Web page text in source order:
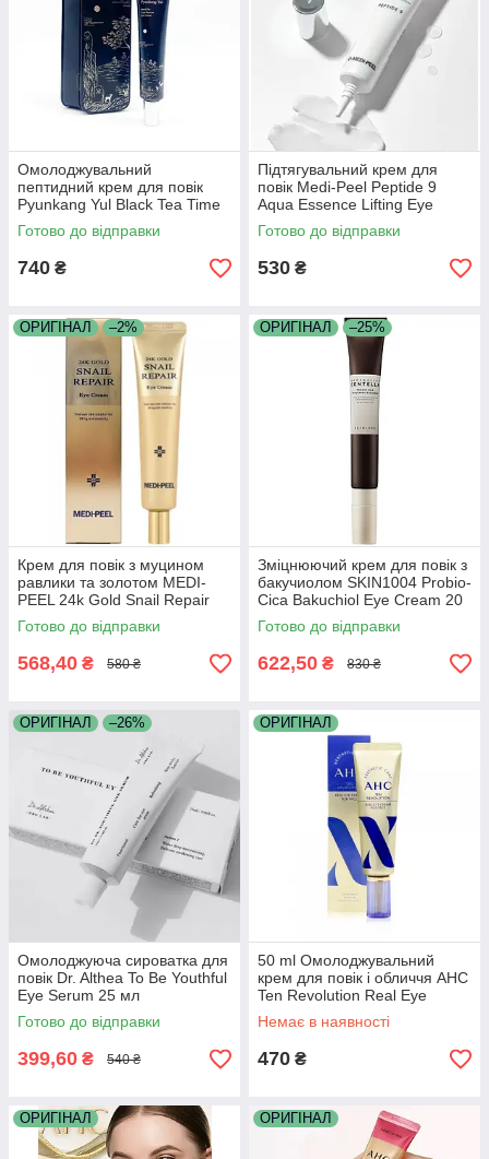
Омолоджувальний
пептидний крем для повік
Pyunkang Yul Black Tea Time
Reverse Eye Cream 25 мл
Готово до відправки
740 ₴
Підтягувальний крем для
повік Medi-Peel Peptide 9
Aqua Essence Lifting Eye
Cream 40 мл
Готово до відправки
530 ₴
ОРИГІНАЛ –2%
Крем для повік з муцином
равлики та золотом MEDI-
PEEL 24k Gold Snail Repair
Eye Cream 40 мл
Готово до відправки
568,40 ₴ 580 ₴
ОРИГІНАЛ –25%
Зміцнюючий крем для повік з
бакучиолом SKIN1004 Probio-
Cica Bakuchiol Eye Cream 20
мл
Готово до відправки
622,50 ₴ 830 ₴
ОРИГІНАЛ –26%
Омолоджуюча сироватка для
повік Dr. Althea To Be Youthful
Eye Serum 25 мл
Готово до відправки
399,60 ₴ 540 ₴
ОРИГІНАЛ
50 ml Омолоджувальний
крем для повік і обличчя AHC
Ten Revolution Real Eye
Cream For Face 50 ml
Немає в наявності
470 ₴
ОРИГІНАЛ ОРИГІНАЛ